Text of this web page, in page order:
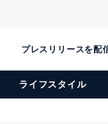
プレスリリースを配
ライフスタイル